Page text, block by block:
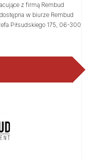
Biura Sprzedaży
z firmą Rembud
w biurze Rembud
Piłsudskiego 175, 06-300